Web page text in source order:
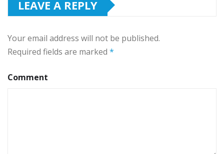
LEAVE A REPLY
Your email address will not be published.
Required fields are marked *
Comment